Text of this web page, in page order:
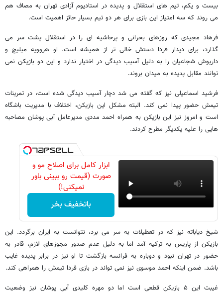
بیست و یکم، تیم های استقلال و پدیده در استادیوم آزادی تهران به مصاف هم
می روند که سه امتیاز این بازی برای هر دو تیم بسیار حائز اهمیت است.
فرهاد مجیدی که روزهای بحرانی و پرحاشیه ای را در استقلال پشت سر می
گذارد، برای دیدار فردا دستش خالی تر از همیشه است. او هروویه میلیچ و
داریوش شجاعیان را به دلیل آسیب دیدگی در اختیار ندارد و این دو بازیکن نمی
توانند مقابل پدیده به میدان بروند.
فرشید اسماعیلی نیز که گفته می شد دچار آسیب دیدگی شده است، در تمرینات
تیمش حضور پیدا نمی کند. البته مشکل این بازیکن، اختلاف با مدیریت باشگاه
است و امروز نیز این بازیکن به همراه احمد مددی مدیرعامل آبی پوشان مصاحبه
هایی را علیه یکدیگر مطرح کردند.
ابزار کامل برای اصلاح مو و
صورت (قیمت رو ببینی باور
نمیکنی!)
باتخفیف بخر
شیخ دیاباته نیز که در تعطیلات به سر می برد، نتوانست به ایران برگردد. این
بازیکن از پاریس به ترکیه آمد اما به دلیل عدم صدور مجوزهای لازم، قادر به
حضور در تهران نبود و دوباره به فرانسه بازگشت تا او نیز در برابر پدیده غایب
باشد. ضمن اینکه احمد موسوی نیز نمی تواند در بازی فردا تیمش را همراهی کند.
غیبت این ۵ بازیکن قطعی است اما دو مهره کلیدی آبی پوشان نیز وضعیت